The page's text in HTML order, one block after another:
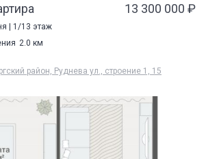
13 300 000 ₽
| 1/13 этаж
2.0 км
район, Руднева ул., строение 1, 15